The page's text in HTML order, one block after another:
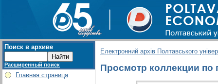
Поиск в архиве
Расширенный поиск
Главная страница
Електронний архів Полтавського
Просмотр коллекции по